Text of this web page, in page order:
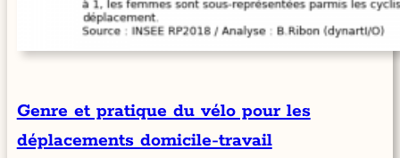
Genre et pratique du vélo pour les
déplacements domicile-travail